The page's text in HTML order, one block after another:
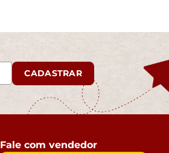
CADASTRAR
Fale com vendedor